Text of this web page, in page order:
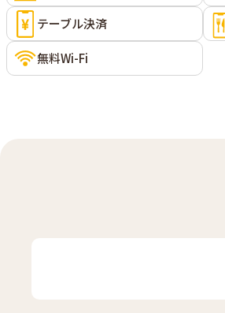
テーブル決済
無料Wi-Fi